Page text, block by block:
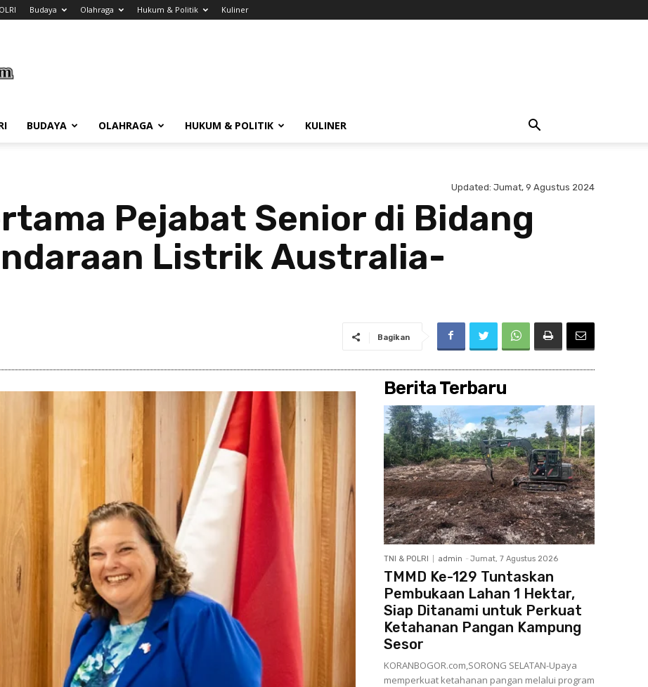
Budaya Olahraga Hukum & Politik Kuliner
BUDAYA OLAHRAGA HUKUM & POLITIK KULINER
Updated: Jumat, 9 Agustus 2024
Pejabat Senior di Bidang
Listrik Australia-
Bagikan
Berita Terbaru
TNI & POLRI admin - Jumat, 7 Agustus 2026
TMMD Ke-129 Tuntaskan
Pembukaan Lahan 1 Hektar,
Siap Ditanami untuk Perkuat
Ketahanan Pangan Kampung
Sesor
KORANBOGOR.com,SORONG SELATAN-Upaya
memperkuat ketahanan pangan melalui program